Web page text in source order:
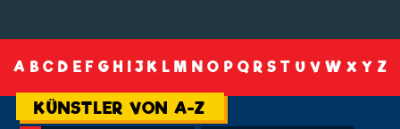
A B C D E F G H J K L M N O P Q R S T U V W X Y Z
KÜNSTLER VON A-Z